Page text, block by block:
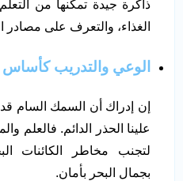
ذاكرة جيدة تمكنها من
الغذاء، والتعرف على مصادر
الوعي والتدريب كأساس
إن إدراك أن السمك السام
علينا الحذر الدائم. فالعلم
لتجنب مخاطر الكائنات
بجمال البحر بأمان.